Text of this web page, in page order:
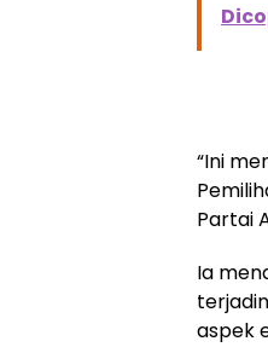
“Ini
Partai
Ia
aspek